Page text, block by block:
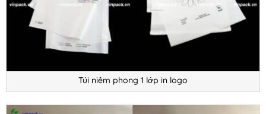
Túi niêm phong 1 lớp in logo